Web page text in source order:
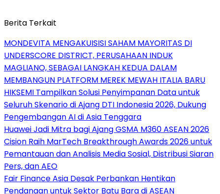
Berita Terkait
MONDEVITA MENGAKUISISI SAHAM MAYORITAS DI
UNDERSCORE DISTRICT, PERUSAHAAN INDUK
MAGLIANO, SEBAGAI LANGKAH KEDUA DALAM
MEMBANGUN PLATFORM MEREK MEWAH ITALIA BARU
HIKSEMI Tampilkan Solusi Penyimpanan Data untuk
Seluruh Skenario di Ajang DTI Indonesia 2026, Dukung
Pengembangan AI di Asia Tenggara
Huawei Jadi Mitra bagi Ajang GSMA M360 ASEAN 2026
Cision Raih MarTech Breakthrough Awards 2026 untuk
Pemantauan dan Analisis Media Sosial, Distribusi Siaran
Pers, dan AEO
Fair Finance Asia Desak Perbankan Hentikan
Pendanaan untuk Sektor Batu Bara di ASEAN